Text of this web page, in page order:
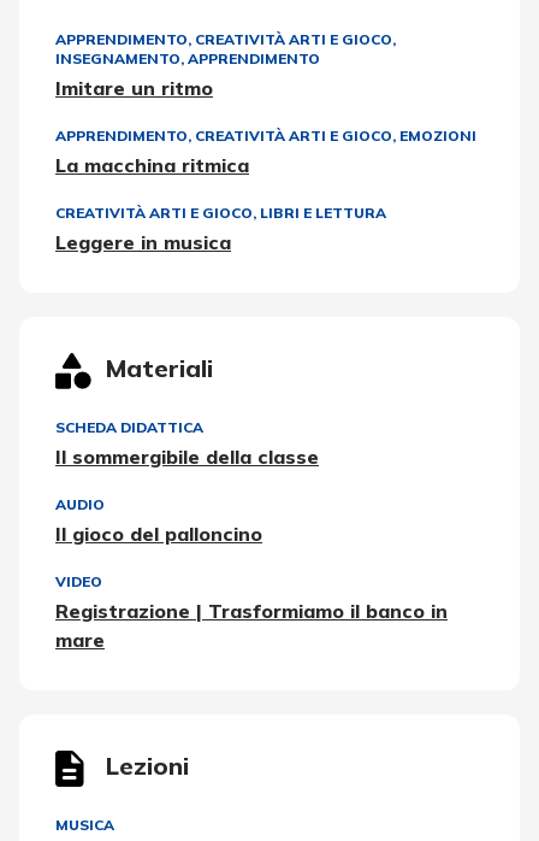
APPRENDIMENTO, CREATIVITÀ ARTI E GIOCO,
INSEGNAMENTO, APPRENDIMENTO
Imitare un ritmo
APPRENDIMENTO, CREATIVITÀ ARTI E GIOCO, EMOZIONI
La macchina ritmica
CREATIVITÀ ARTI E GIOCO, LIBRI E LETTURA
Leggere in musica
Materiali
SCHEDA DIDATTICA
Il sommergibile della classe
AUDIO
Il gioco del palloncino
VIDEO
Registrazione | Trasformiamo il banco in
mare
Lezioni
MUSICA